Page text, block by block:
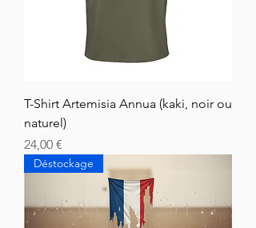
T-Shirt Artemisia Annua (kaki, noir ou
naturel)
Hinta
24,00 €
Déstockage